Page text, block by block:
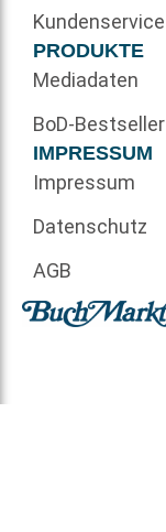
Kundenservice
PRODUKTE
Mediadaten
BoD-Bestseller
IMPRESSUM
Impressum
Datenschutz
AGB